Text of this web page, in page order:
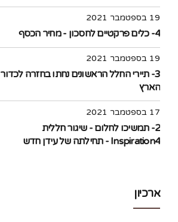
19 בספטמבר 2021
4- כלים פרקטיים לחסכון - מחיר הכסף
19 בספטמבר 2021
3- תיירי החלל הראשונים נחתו בחזרה לכדור
הארץ
17 בספטמבר 2021
2- תמשיכו לחלום - שיגור חללית
Inspiration4 - תחילתה של עידן חדש
ארכיון